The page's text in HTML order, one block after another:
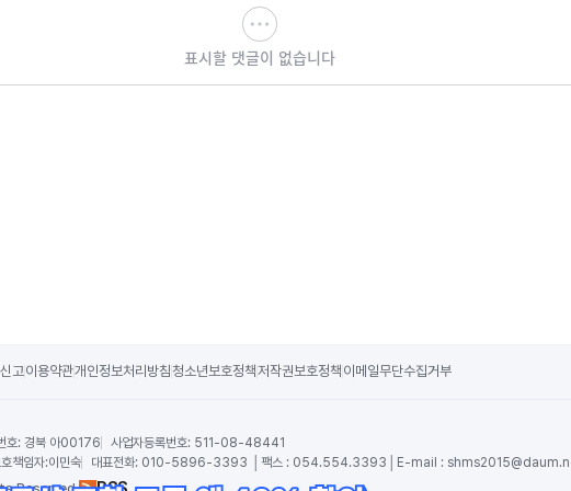
표시할 댓글이 없습니다
고이용약관개인정보처리방침 청소년보호정책저작권보호정책 이메일무단수집거부
호: 경북 아00176 사업자등록번호: 511-08-48441
책임자:이민숙 대표전화: 010-5896-3393 │팩스 : 054.554.3393│E-mail :